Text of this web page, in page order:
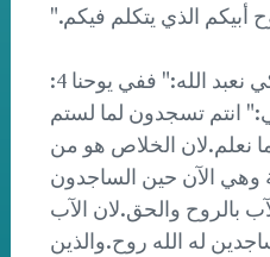
أبيكم الذي يتكلم فيكم."
الروح القدس يساعدنا لكي نعبد الله:" ففي يوحنا 4:
انتم تسجدون لما لستم
نعلم.لان الخلاص هو من
وهي الآن حين الساجدون
بالروح والحق.لان الآب
له الله روح.والذين